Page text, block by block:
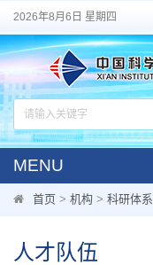
2026年8月6日 星期四
MENU
首页 > 机构 > 科研体系
人才队伍